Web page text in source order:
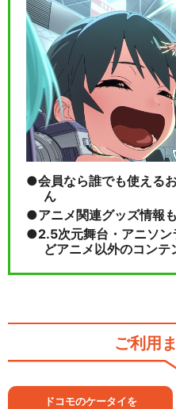
会員なら誰でも使える
ん
アニメ関連グッズ情報
2.5次元舞台・アニソ
どアニメ以外のコンテ
ご利用
ドコモのケータイを